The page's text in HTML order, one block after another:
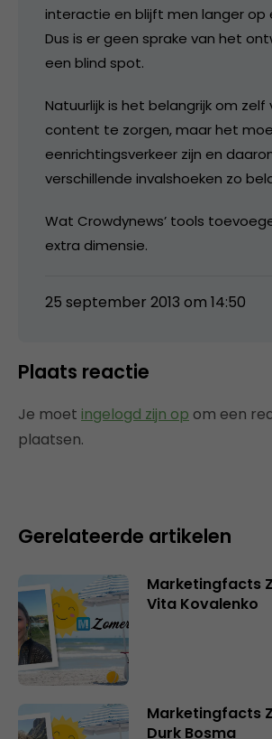
interactie en blijft men langer op
Dus is er geen sprake van het
een blind spot.
Natuurlijk is het belangrijk om
content te zorgen, maar het
eenrichtingsverkeer zijn en
verschillende invalshoeken zo
Wat Crowdynews’ tools
extra dimensie.
25 september 2013 om 14:50
Plaats reactie
Je moet ingelogd zijn op om een
plaatsen.
Gerelateerde artikelen
Marketingfacts
Vita Kovalenko
Marketingfacts
Durk Bosma